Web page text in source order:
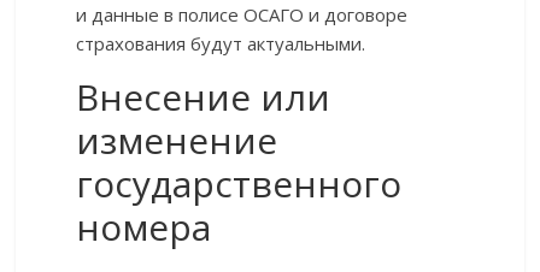
и данные в полисе ОСАГО и договоре
страхования будут актуальными.
Внесение или
изменение
государственного
номера